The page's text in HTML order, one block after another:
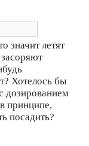
значит летят
Хотелось бы
дозированием
принципе,
посадить?